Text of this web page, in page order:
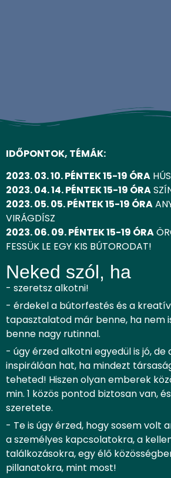
IDŐPONTOK, TÉMÁK:
2023. 03. 10. PÉNTEK 15-19 ÓRA
2023. 04. 14. PÉNTEK 15-19 ÓRA
2023. 05. 05. PÉNTEK 15-19 ÓRA
VIRÁGDÍSZ
2023. 06. 09. PÉNTEK 15-19 ÓRA
FESSÜK LE EGY KIS BÚTORODAT!
Neked szól, ha
- szeretsz alkotni!
- érdekel a bútorfestés és a
tapasztalatod már benne, ha nem
benne nagy rutinnal.
- úgy érzed alkotni egyedül is jó, de
inspirálóan hat, ha mindezt
teheted! Hiszen olyan emberek
min. 1 közös pontod biztosan van, és
szeretete.
- Te is úgy érzed, hogy sosem volt
a személyes kapcsolatokra, a
találkozásokra, egy élő
pillanatokra, mint most!